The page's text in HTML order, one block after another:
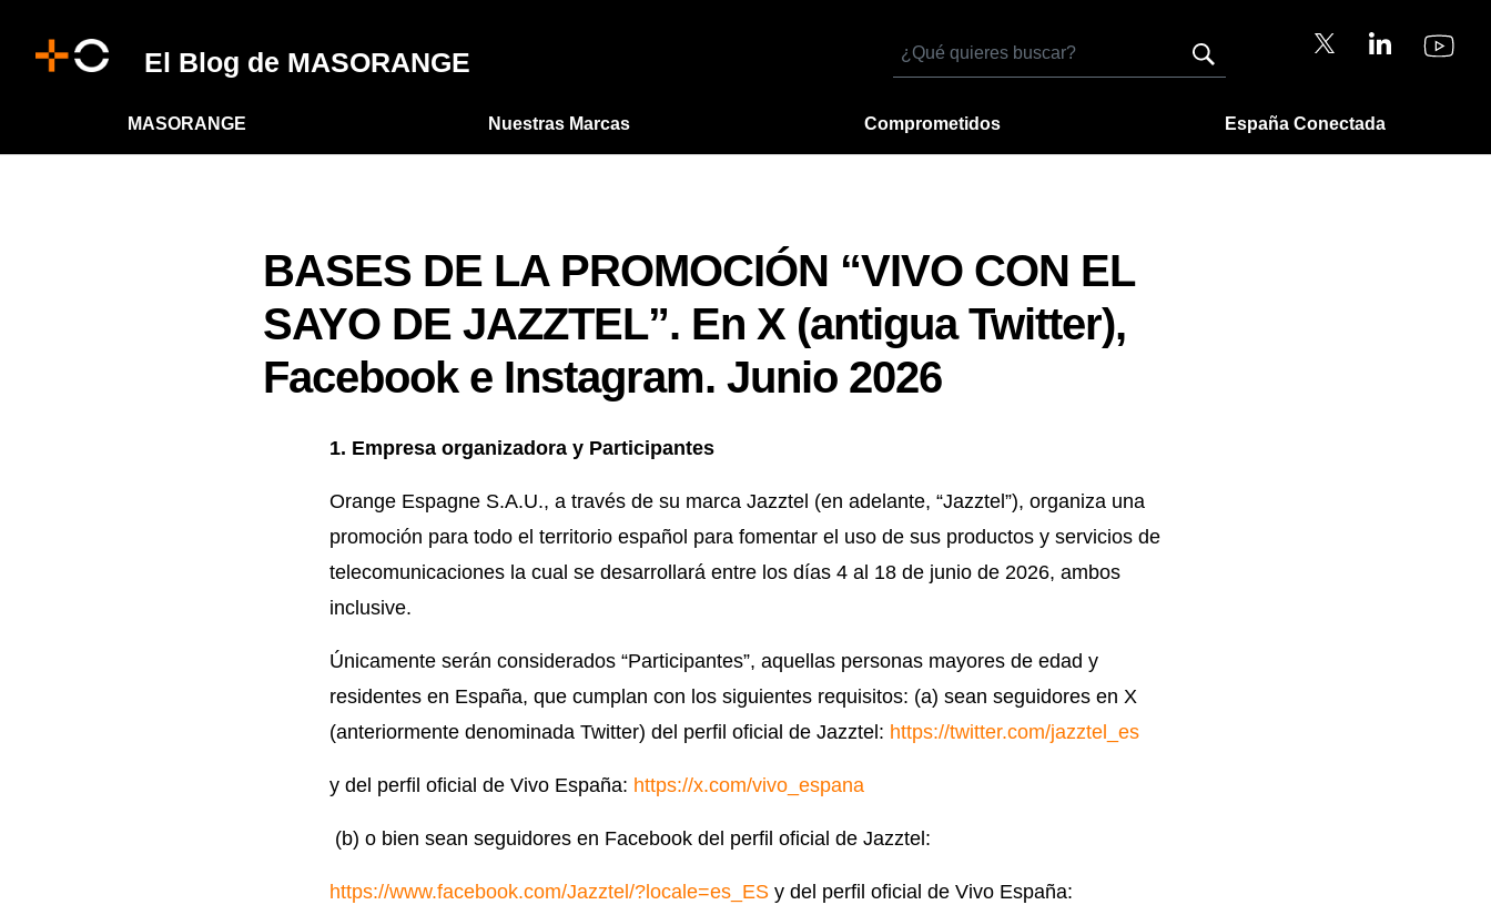
El Blog de MASORANGE
Buscar
MASORANGE Nuestras Marcas Comprometidos España Conectada
BASES DE LA PROMOCIÓN “VIVO CON EL
SAYO DE JAZZTEL”. En X (antigua Twitter),
Facebook e Instagram. Junio 2026
1. Empresa organizadora y Participantes
Orange Espagne S.A.U., a través de su marca Jazztel (en adelante, “Jazztel”), organiza una
promoción para todo el territorio español para fomentar el uso de sus productos y servicios de
telecomunicaciones la cual se desarrollará entre los días 4 al 18 de junio de 2026, ambos
inclusive.
Únicamente serán considerados “Participantes”, aquellas personas mayores de edad y
residentes en España, que cumplan con los siguientes requisitos: (a) sean seguidores en X
(anteriormente denominada Twitter) del perfil oficial de Jazztel: https://twitter.com/jazztel_es
y del perfil oficial de Vivo España: https://x.com/vivo_espana
(b) o bien sean seguidores en Facebook del perfil oficial de Jazztel:
https://www.facebook.com/Jazztel/?locale=es_ES y del perfil oficial de Vivo España: